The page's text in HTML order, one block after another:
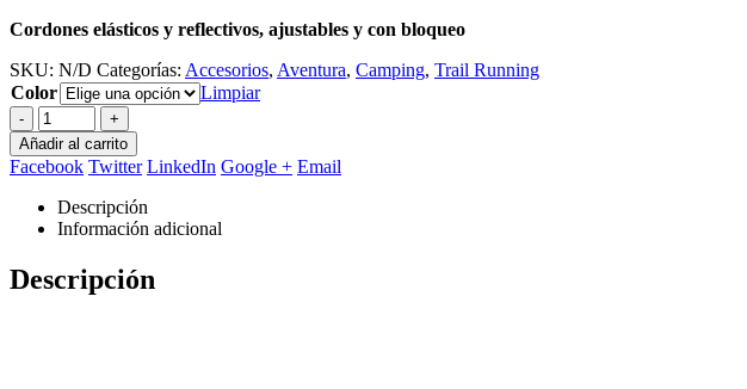
Cordones elásticos y reflectivos, ajustables y con bloqueo
SKU: N/D Categorías: Accesorios, Aventura, Camping, Trail Running
Color
Limpiar
-
+
Añadir al carrito
Facebook Twitter LinkedIn Google + Email
Descripción
Información adicional
Descripción